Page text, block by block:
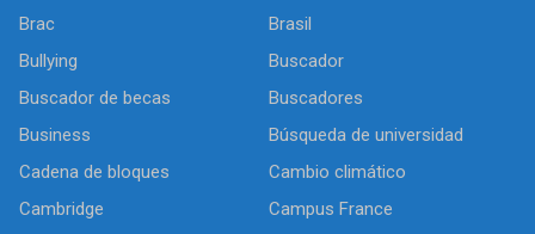
Brac
Brasil
Bullying
Buscador
Buscador de becas
Buscadores
Business
Búsqueda de universidad
Cadena de bloques
Cambio climático
Cambridge
Campus France